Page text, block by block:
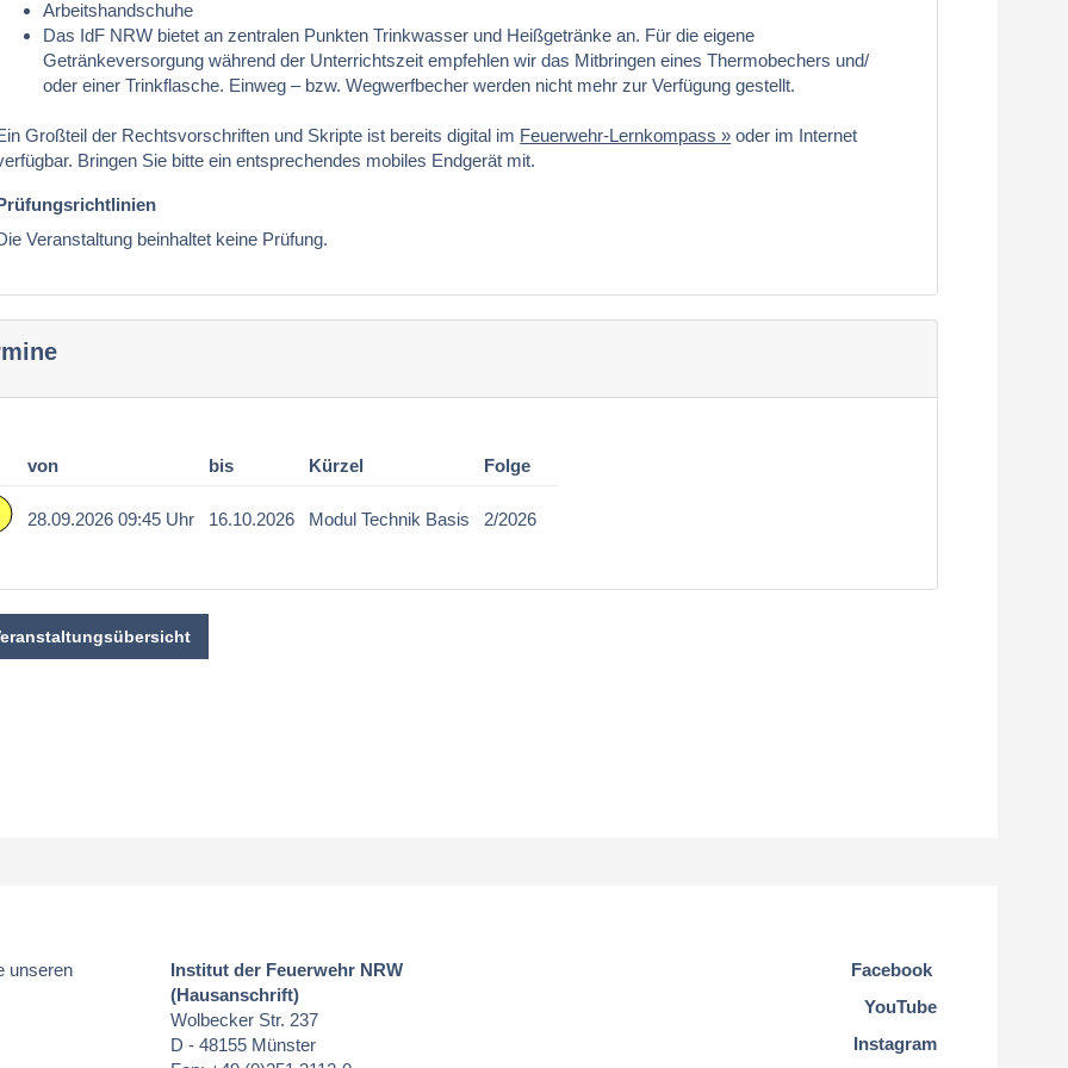
Arbeitshandschuhe
Das IdF NRW bietet an zentralen Punkten Trinkwasser und Heißgetränke an. Für die eigene
Getränkeversorgung während der Unterrichtszeit empfehlen wir das Mitbringen eines Thermobechers und/
oder einer Trinkflasche. Einweg – bzw. Wegwerfbecher werden nicht mehr zur Verfügung gestellt.
Großteil der Rechtsvorschriften und Skripte ist bereits digital im Feuerwehr-Lernkompass
oder im Internet
Bringen Sie bitte ein entsprechendes mobiles Endgerät mit.
Veranstaltung beinhaltet keine Prüfung.
von bis Kürzel Folge
28.09.2026 09:45 Uhr 16.10.2026 Modul Technik Basis 2/2026
unseren
Institut der Feuerwehr NRW
(Hausanschrift)
Wolbecker Str. 237
D - 48155 Münster
Facebook
YouTube
Instagram